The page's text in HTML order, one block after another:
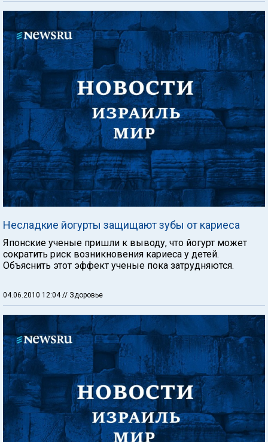
Несладкие йогурты защищают зубы от кариеса
Японские ученые пришли к выводу, что йогурт может
сократить риск возникновения кариеса у детей.
Объяснить этот эффект ученые пока затрудняются.
04.06.2010 12:04// Здоровье